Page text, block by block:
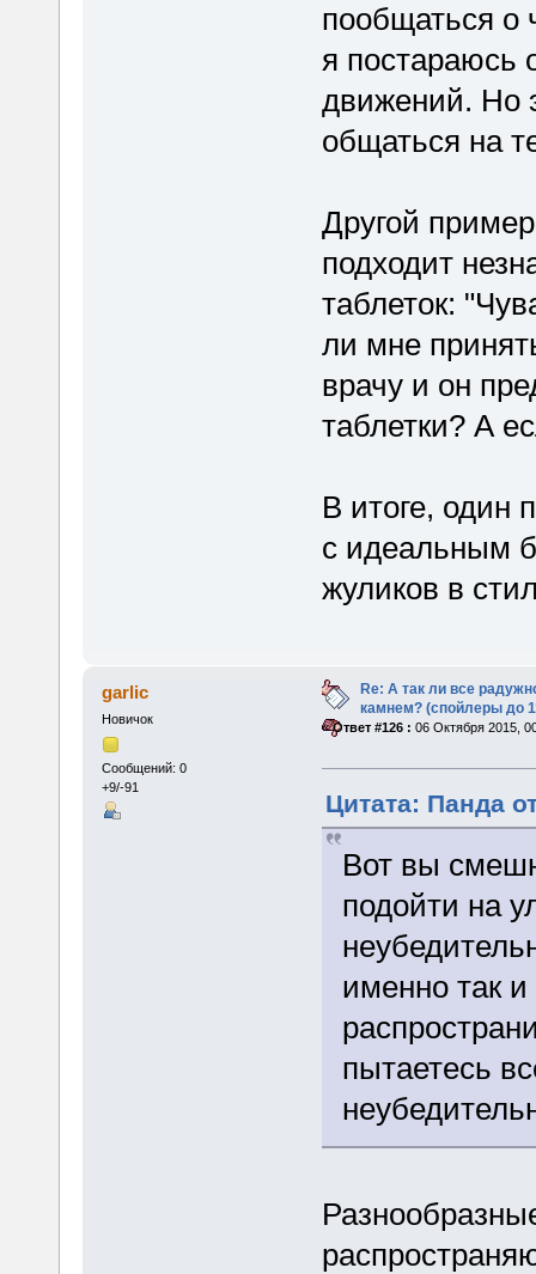
пообщаться о
я постараюсь
движений. Но
общаться на
Другой
подходит
таблеток:
ли мне
врачу и он
таблетки? А
В итоге, один
с идеальным
жуликов в
garlic
Новичок
Сообщений: 0
+9/-91
Re: А так ли все
камнем? (спойлеры до
«Ответ #126 : 06 Октября 2015,
Цитата: Панда
Вот вы
подойти на
именно так
пытаетесь